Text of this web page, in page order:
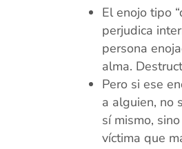
El enojo tipo
perjudica
persona
alma.
Pero si ese
a alguien, no
sí mismo,
víctima que